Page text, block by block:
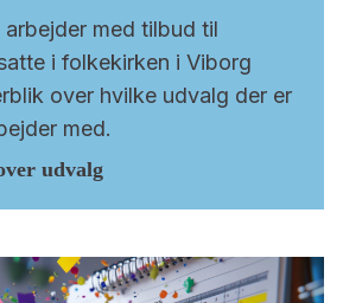
med tilbud til
i folkekirken i Viborg
over hvilke udvalg der er
med.
udvalg